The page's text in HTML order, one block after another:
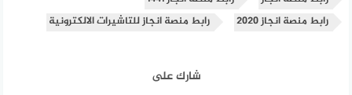
رابط منصة انجاز 2020
رابط منصة انجاز للتاشيرات الالكترونية
شارك على